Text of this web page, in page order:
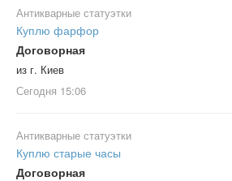
Антикварные статуэтки
Куплю фарфор
Договорная
из г. Киев
Сегодня 15:06
Антикварные статуэтки
Куплю старые часы
Договорная